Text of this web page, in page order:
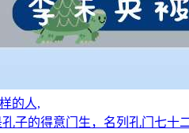
的人,
子的得意门生，名列孔门七